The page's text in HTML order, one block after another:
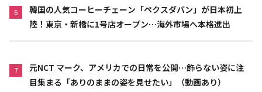
6
韓国の人気コーヒーチェーン「ペクスダバン」が日本初上
陸！東京・新橋に1号店オープン…海外市場へ本格進出
7
元NCT マーク、アメリカでの日常を公開…飾らない姿に注
目集まる「ありのままの姿を見せたい」（動画あり）